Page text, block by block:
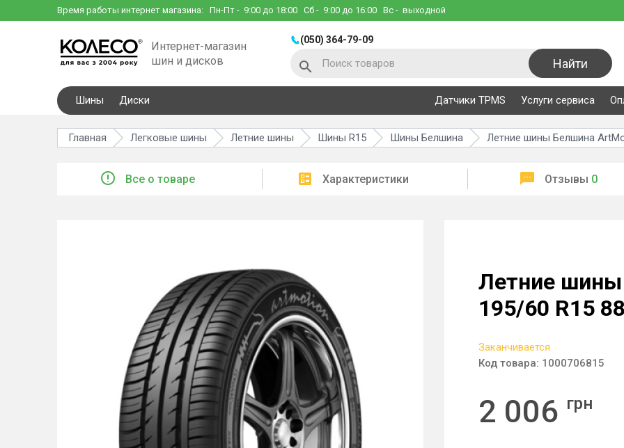
Время работы интернет магазина: Пн-Пт - 9:00 до 18:00 Сб - 9:00 до 16:00 Вс - выходной
Интернет-магазин
шин и дисков
(050) 364-79-09
Найти
Шины Диски Датчики TPMS Услуги сервиса
Главная Легковые шины Летние шины Шины R15 Шины Белшина Летние шины Белшина
Все о товаре Характеристики Отзывы 0
Летние
195/60 R15
Заканчивается
Код товара: 1000706815
2 006 грн